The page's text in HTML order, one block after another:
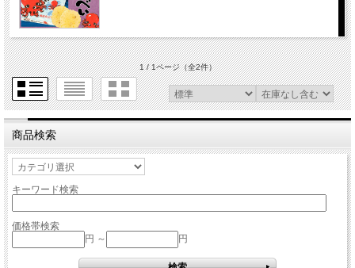
1 / 1ページ（全2件）
商品検索
キーワード検索
価格帯検索
円 ～
円